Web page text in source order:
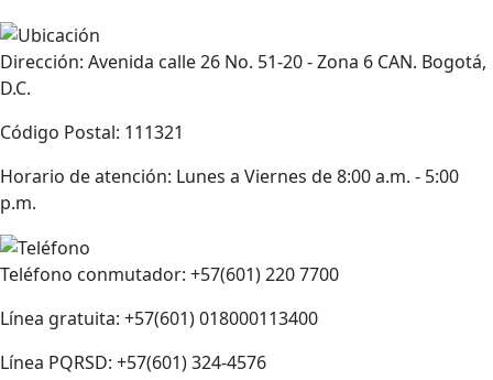
Dirección: Avenida calle 26 No. 51-20 - Zona 6 CAN. Bogotá,
D.C.
Código Postal: 111321
Horario de atención: Lunes a Viernes de 8:00 a.m. - 5:00
p.m.
Teléfono conmutador: +57(601) 220 7700
Línea gratuita: +57(601) 018000113400
Línea PQRSD: +57(601) 324-4576